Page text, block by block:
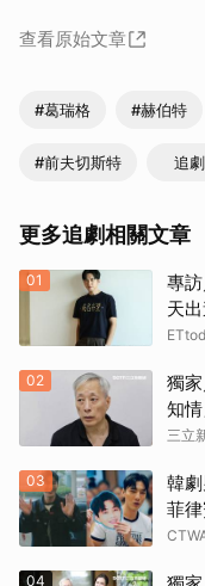
查看原始文章
#葛瑞格 #赫伯特
#前夫切斯特 追劇
更多追劇相關文章
01
專
天
02
獨
知
三立
03
韓
菲
04